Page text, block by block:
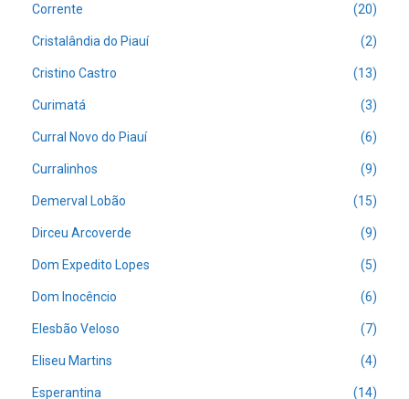
Corrente (20)
Cristalândia do Piauí (2)
Cristino Castro (13)
Curimatá (3)
Curral Novo do Piauí (6)
Curralinhos (9)
Demerval Lobão (15)
Dirceu Arcoverde (9)
Dom Expedito Lopes (5)
Dom Inocêncio (6)
Elesbão Veloso (7)
Eliseu Martins (4)
Esperantina (14)